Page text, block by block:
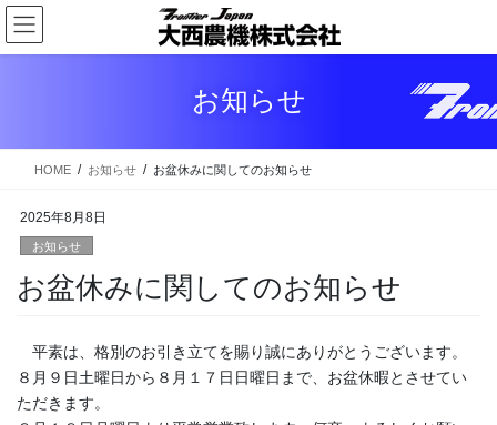
コ
ン
テ
移
ナ
ビ
ゲ
ン
お知らせ
HOME お知らせ お盆休みに関してのお知らせ
2025年8月8日
お知らせ
お盆休みに関してのお知らせ
平素は、格別のお引き立てを賜り誠にありがとうございます。
８月９日土曜日から８月１７日日曜日まで、お盆休暇とさせてい
ただきます。